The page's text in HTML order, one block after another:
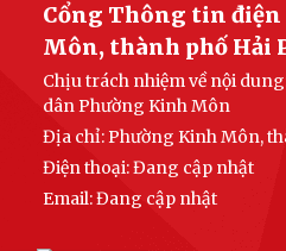
Cổng Thông tin
Môn, thành phố Hải
Chịu trách nhiệm về nội
dân Phường Kinh Môn
Địa chỉ: Phường Kinh Môn,
Điện thoại: Đang cập nhật
Email:Đang cập nhật